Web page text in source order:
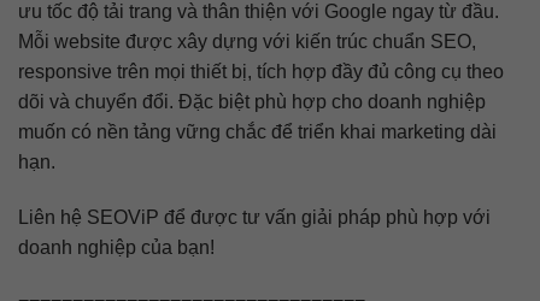
ưu tốc độ tải trang và thân thiện với Google ngay từ đầu.
Mỗi website được xây dựng với kiến trúc chuẩn SEO,
responsive trên mọi thiết bị, tích hợp đầy đủ công cụ theo
dõi và chuyển đổi. Đặc biệt phù hợp cho doanh nghiệp
muốn có nền tảng vững chắc để triển khai marketing dài
hạn.
Liên hệ SEOViP để được tư vấn giải pháp phù hợp với
doanh nghiệp của bạn!